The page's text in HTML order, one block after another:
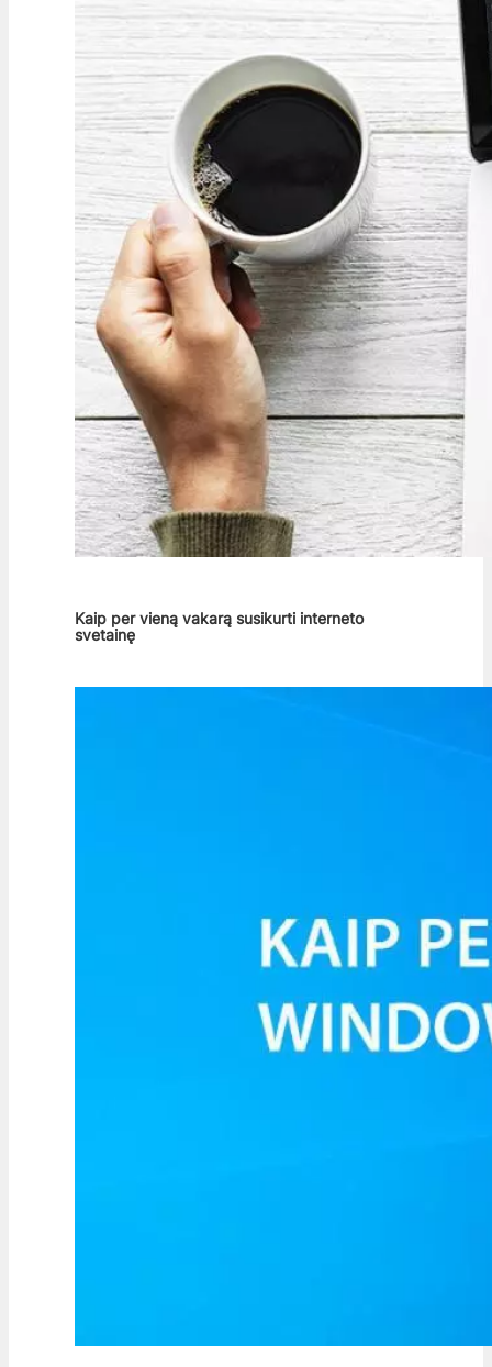
Kaip per vieną vakarą susikurti interneto
svetainę